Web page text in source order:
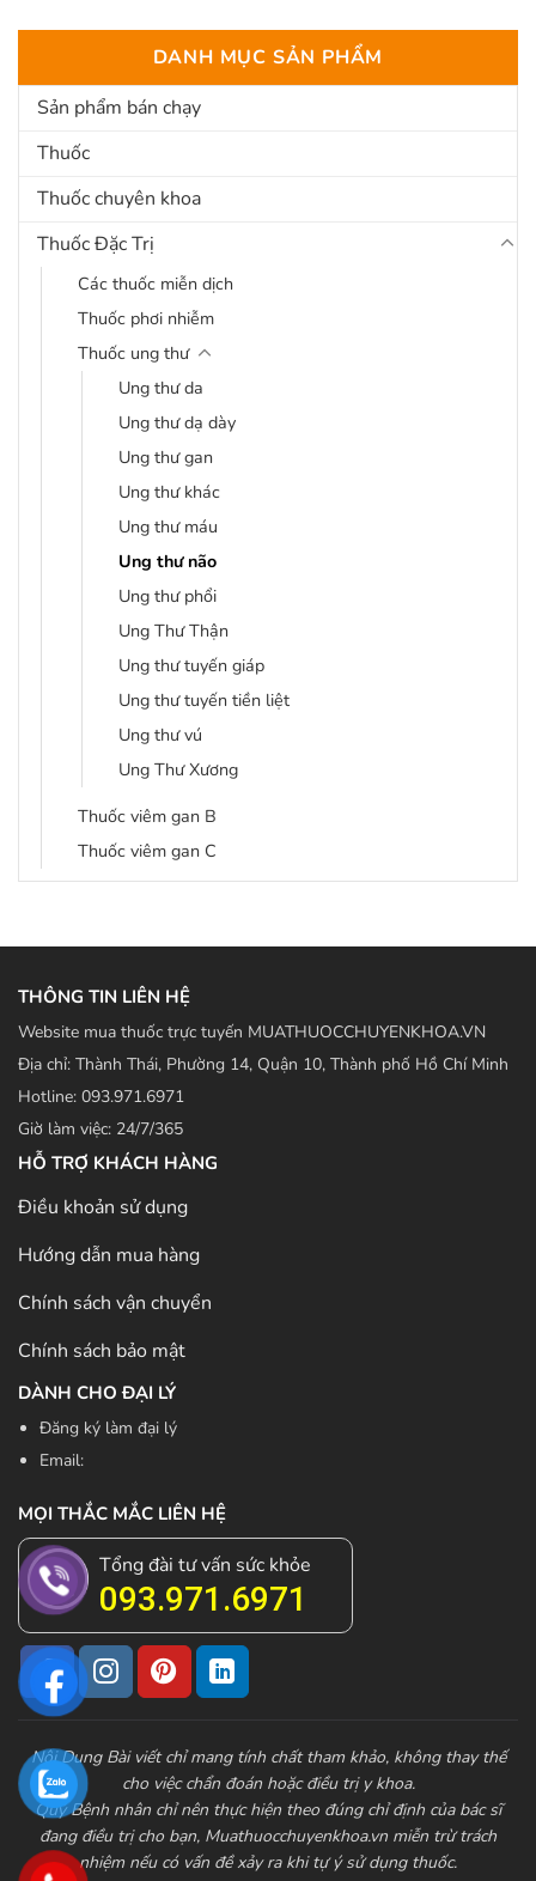
DANH MỤC SẢN PHẨM
Sản phẩm bán chạy
Thuốc
Thuốc chuyên khoa
Thuốc Đặc Trị
Các thuốc miễn dịch
Thuốc phơi nhiễm
Thuốc ung thư
Ung thư da
Ung thư dạ dày
Ung thư gan
Ung thư khác
Ung thư máu
Ung thư não
Ung thư phổi
Ung Thư Thận
Ung thư tuyến giáp
Ung thư tuyến tiền liệt
Ung thư vú
Ung Thư Xương
Thuốc viêm gan B
Thuốc viêm gan C
THÔNG TIN LIÊN HỆ
Website mua thuốc trực tuyến MUATHUOCCHUYENKHOA.VN
Địa chỉ: Thành Thái, Phường 14, Quận 10, Thành phố Hồ Chí Minh
Hotline: 093.971.6971
Giờ làm việc: 24/7/365
HỖ TRỢ KHÁCH HÀNG
Điều khoản sử dụng
Hướng dẫn mua hàng
Chính sách vận chuyển
Chính sách bảo mật
DÀNH CHO ĐẠI LÝ
Đăng ký làm đại lý
Email:
MỌI THẮC MẮC LIÊN HỆ
Tổng đài tư vấn sức khỏe
093.971.6971
Nội Dung Bài viết chỉ mang tính chất tham khảo, không thay thế
cho việc chẩn đoán hoặc điều trị y khoa.
Quý Bệnh nhân chỉ nên thực hiện theo đúng chỉ định của bác sĩ
đang điều trị cho bạn, Muathuocchuyenkhoa.vn miễn trừ trách
nhiệm nếu có vấn đề xảy ra khi tự ý sử dụng thuốc.